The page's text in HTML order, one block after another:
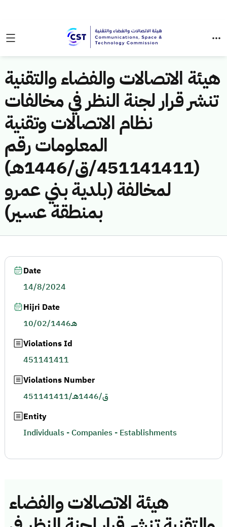
هيئة الاتصالات والفضاء والتقنية
تنشر قرار لجنة النظر في مخالفات
نظام الاتصالات وتقنية
المعلومات رقم
(451141411/ق/1446هـ)
لمخالفة (بلدية بني عمرو
بمنطقة عسير)
هيئة الاتصالات والفضاء
Date
14/8/2024
Hijri Date
10/02/1446هـ
Violations Id
451141411
Violations Number
451141411/ق/1446هـ
Entity
Individuals - Companies - Establishments